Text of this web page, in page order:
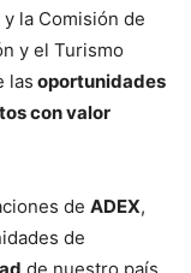
la Comisión de
y el Turismo
las oportunidades
con valor
de ADEX,
de